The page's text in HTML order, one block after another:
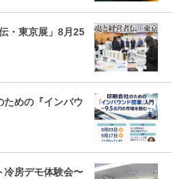
・東京展」8月25
ための『インバウ
冷房デモ体験会〜